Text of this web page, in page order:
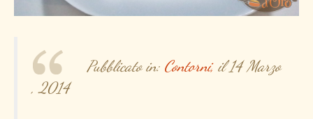
Pubblicato in: Contorni,il 14 Marzo
, 2014